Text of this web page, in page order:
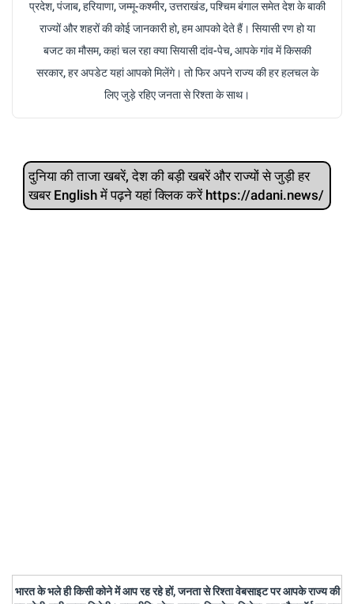
प्रदेश, पंजाब, हरियाणा, जम्मू-कश्मीर, उत्तराखंड, पश्चिम बंगाल समेत देश के बाकी
राज्यों और शहरों की कोई जानकारी हो, हम आपको देते हैं। सियासी रण हो या
बजट का मौसम, कहां चल रहा क्या सियासी दांव-पेच, आपके गांव में किसकी
सरकार, हर अपडेट यहां आपको मिलेंगे। तो फिर अपने राज्य की हर हलचल के
लिए जुड़े रहिए जनता से रिश्ता के साथ।
दुनिया की ताजा खबरें, देश की बड़ी खबरें और राज्‍यों से जुड़ी हर
खबर English में पढ़ने यहां क्लिक करें https://adani.news/
भारत के भले ही किसी कोने में आप रह रहे हों, जनता से रिश्ता वेबसाइट पर आपके राज्य की